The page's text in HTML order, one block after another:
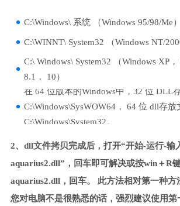
C:\Windows\ 系统 （Windows 95/98/Me）
C:\WINNT\ System32 （Windows NT/
C:\ Windows\ System32 （Windows XP，
8.1， 10）
在 64 位版本的Windows中，32 位 DLL
C:\Windows\SysWOW64， 64 位 dll存放
C:\Windows\System32。
2、dll文件拷贝完成后，打开“开始-运行-输
aquarius2.dll”，回车即可解决或按win＋R
aquarius2.dll，回车。 此方法相对第一种方
您对电脑不是很熟悉的话，强烈建议使用